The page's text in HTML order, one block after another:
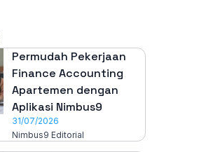
Permudah Pekerjaan
Finance Accounting
Apartemen dengan
Aplikasi Nimbus9
31/07/2026
Nimbus9 Editorial